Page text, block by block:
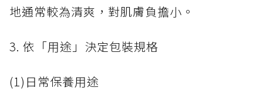
地通常較為清爽，對肌膚負擔小。
3. 依「用途」決定包裝規格
(1)日常保養用途